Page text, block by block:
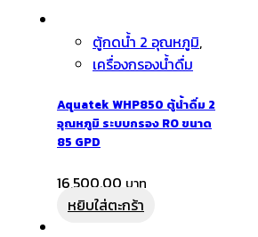
ตู้กดน้ำ 2 อุณหภูมิ,
เครื่องกรองน้ำดื่ม
Aquatek WHP850 ตู้น้ำดื่ม 2
อุณหภูมิ ระบบกรอง RO ขนาด
85 GPD
16,500.00
หยิบใส่ตะกร้า